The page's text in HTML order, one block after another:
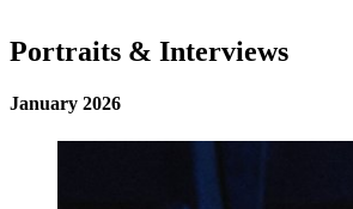
Portraits & Interviews
January 2026